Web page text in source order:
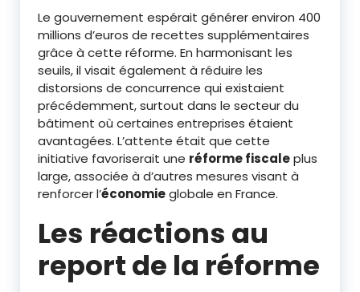
Le gouvernement espérait générer environ 400
millions d’euros de recettes supplémentaires
grâce à cette réforme. En harmonisant les
seuils, il visait également à réduire les
distorsions de concurrence qui existaient
précédemment, surtout dans le secteur du
bâtiment où certaines entreprises étaient
avantagées. L’attente était que cette
initiative favoriserait une réforme fiscaleplus
large, associée à d’autres mesures visant à
renforcer l’économieglobale en France.
Les réactions au
report de la réforme